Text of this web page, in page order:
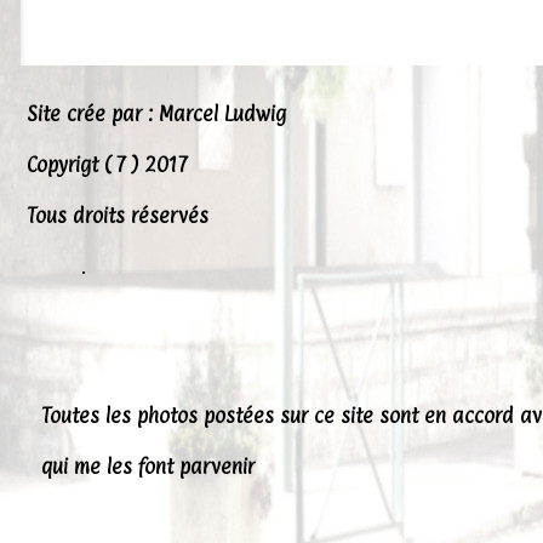
Site crée par : Marcel Ludwig
Copyrigt ( 7 ) 2017
Tous droits réservés
.
Toutes les photos postées sur ce site sont en accord
qui me les font parvenir